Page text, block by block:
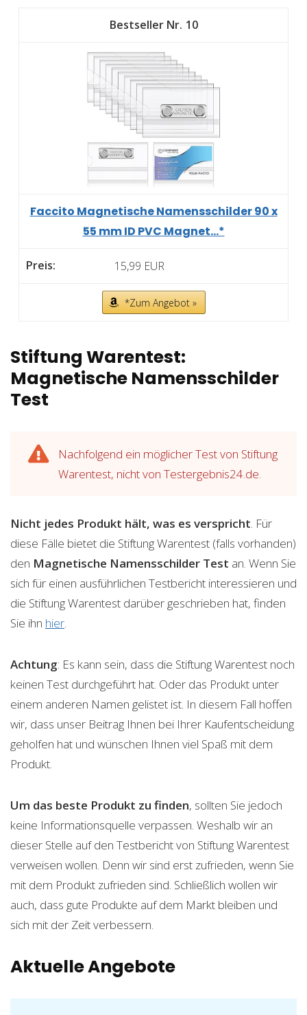
10
Faccito Magnetische Namensschilder 90 x
55 mm ID PVC Magnet...*
15,99 EUR
*Zum Angebot »
Stiftung Warentest:
Magnetische Namensschilder
Test
Nachfolgend ein möglicher Test von Stiftung
Warentest, nicht von Testergebnis24.de.
Nicht jedes Produkt hält, was es verspricht. Für
diese Fälle bietet die Stiftung Warentest (falls vorhanden)
den Magnetische Namensschilder Test an. Wenn Sie
sich für einen ausführlichen Testbericht interessieren und
die Stiftung Warentest darüber geschrieben hat, finden
Sie ihn hier.
Achtung: Es kann sein, dass die Stiftung Warentest noch
keinen Test durchgeführt hat. Oder das Produkt unter
einem anderen Namen gelistet ist. In diesem Fall hoffen
wir, dass unser Beitrag Ihnen bei Ihrer Kaufentscheidung
geholfen hat und wünschen Ihnen viel Spaß mit dem
Produkt.
Um das beste Produkt zu finden, sollten Sie jedoch
keine Informationsquelle verpassen. Weshalb wir an
dieser Stelle auf den Testbericht von Stiftung Warentest
verweisen wollen. Denn wir sind erst zufrieden, wenn Sie
mit dem Produkt zufrieden sind. Schließlich wollen wir
auch, dass gute Produkte auf dem Markt bleiben und
sich mit der Zeit verbessern.
Aktuelle Angebote